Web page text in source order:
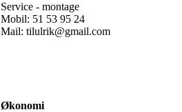
Service - montage
Mobil: 51 53 95 24
Mail: tilulrik@gmail.com
Økonomi